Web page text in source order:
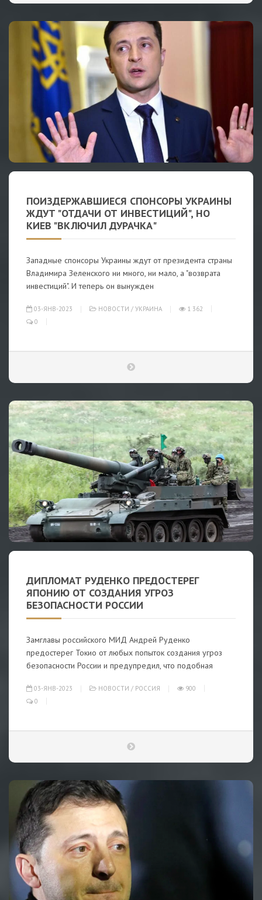
ПОИЗДЕРЖАВШИЕСЯ СПОНСОРЫ УКРАИНЫ
ЖДУТ "ОТДАЧИ ОТ ИНВЕСТИЦИЙ", НО
КИЕВ "ВКЛЮЧИЛ ДУРАЧКА"
Западные спонсоры Украины ждут от президента страны
Владимира Зеленского ни много, ни мало, а "возврата
инвестиций". И теперь он вынужден
03-ЯНВ-2023 НОВОСТИ / УКРАИНА
1 362
0
ДИПЛОМАТ РУДЕНКО ПРЕДОСТЕРЕГ
ЯПОНИЮ ОТ СОЗДАНИЯ УГРОЗ
БЕЗОПАСНОСТИ РОССИИ
Замглавы российского МИД Андрей Руденко
предостерег Токио от любых попыток создания угроз
безопасности России и предупредил, что подобная
03-ЯНВ-2023 НОВОСТИ / РОССИЯ
900
0